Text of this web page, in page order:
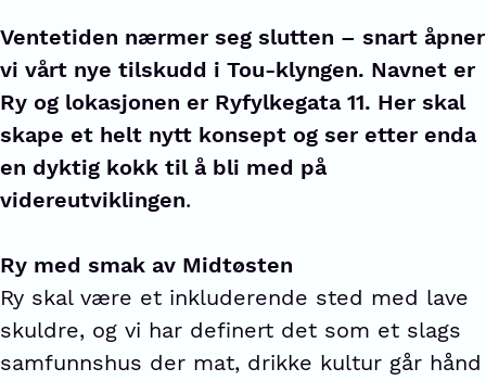
Ventetiden nærmer seg slutten – snart åpner
vi vårt nye tilskudd i Tou-klyngen. Navnet er
Ry og lokasjonen er Ryfylkegata 11. Her skal
skape et helt nytt konsept og ser etter enda
en dyktig kokk til å bli med på
videreutviklingen.
Ry med smak av Midtøsten
Ry skal være et inkluderende sted med lave
skuldre, og vi har definert det som et slags
samfunnshus der mat, drikke kultur går hånd